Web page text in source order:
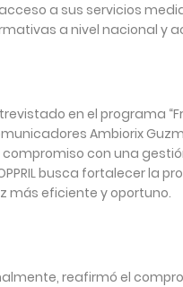
a sus servicios
a nivel nacional y
en el programa
Ambiorix
compromiso con una
busca fortalecer la
más eficiente y oportuno.
reafirmó el